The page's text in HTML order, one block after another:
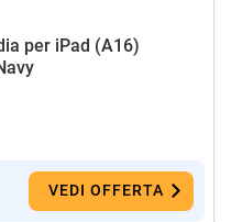
per iPad (A16)
VEDI OFFERTA